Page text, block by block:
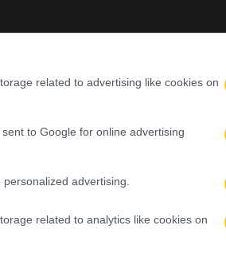
related to advertising like cookies on
to Google for online advertising
advertising.
related to analytics like cookies on
2026, 11:42
ασυλίας για τους
ο νέος υποψήφιος προς
εκείνοι που χαμογέλασαν στο